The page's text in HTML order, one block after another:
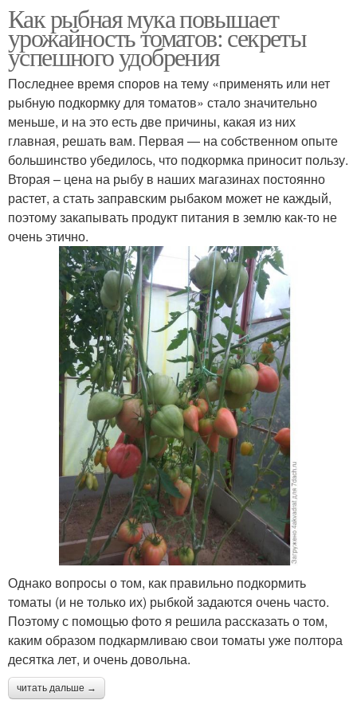
Как рыбная мука повышает
урожайность томатов: секреты
успешного удобрения
Последнее время споров на тему «применять или нет
рыбную подкормку для томатов» стало значительно
меньше, и на это есть две причины, какая из них
главная, решать вам. Первая — на собственном опыте
большинство убедилось, что подкормка приносит пользу.
Вторая – цена на рыбу в наших магазинах постоянно
растет, а стать заправским рыбаком может не каждый,
поэтому закапывать продукт питания в землю как-то не
очень этично.
Однако вопросы о том, как правильно подкормить
томаты (и не только их) рыбкой задаются очень часто.
Поэтому с помощью фото я решила рассказать о том,
каким образом подкармливаю свои томаты уже полтора
десятка лет, и очень довольна.
читать дальше →